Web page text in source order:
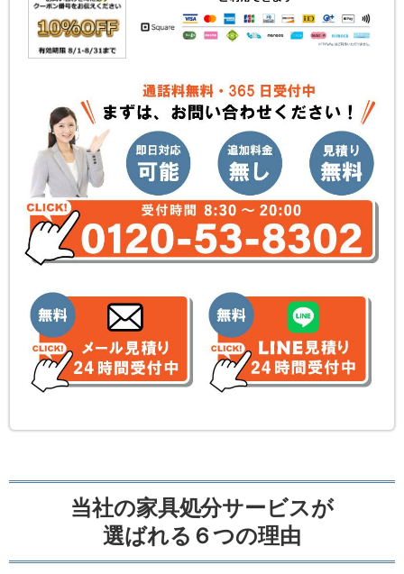
当社の家具処分サービスが
選ばれる６つの理由